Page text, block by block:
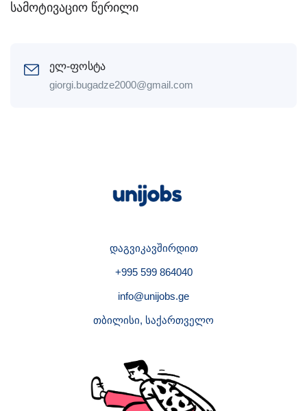
სამოტივაციო წერილი
ელ-ფოსტა
giorgi.bugadze2000@gmail.com
დაგვიკავშირდით
+995 599 864040
info@unijobs.ge
თბილისი, საქართველო